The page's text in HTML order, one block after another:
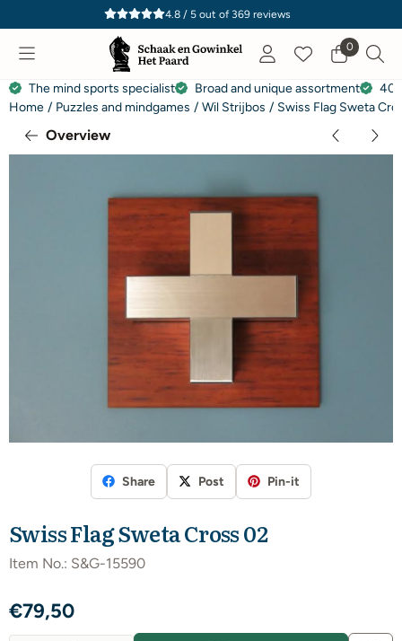
Cookie preferences are currently closed.
4.8 / 5out of 369reviews
0
The mind sports specialist Broad and unique assortment
40
Home / Puzzles and mindgames / Wil Strijbos / Swiss Flag Sweta
Overview
Share Post Pin-it
Swiss Flag Sweta Cross 02
Item No.: S&G-15590
€79,50